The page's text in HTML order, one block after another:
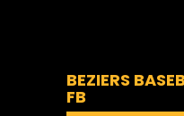
BEZIERS
FB